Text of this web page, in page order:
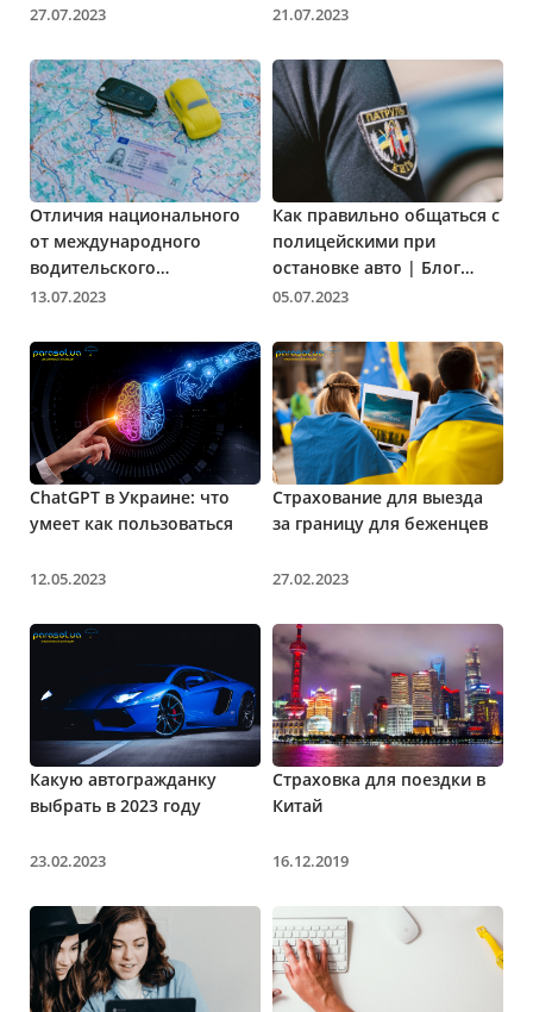
Parasol.ua
27.07.2023
оформления | Блог
21.07.2023
Отличия национального
от международного
водительского
удостоверения | Блог
13.07.2023
Как правильно общаться с
полицейскими при
остановке авто | Блог
Parasol.ua
05.07.2023
ChatGPT в Украине: что
умеет как пользоваться
12.05.2023
Страхование для выезда
за границу для беженцев
27.02.2023
Какую автогражданку
выбрать в 2023 году
23.02.2023
Страховка для поездки в
Китай
16.12.2019